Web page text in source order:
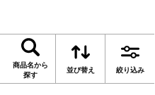
商品名から
探す
並び替え 絞り込み